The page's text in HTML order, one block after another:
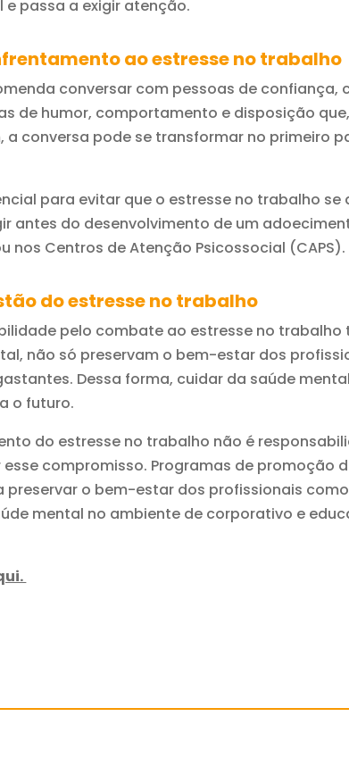
passa a exigir atenção.
ao estresse no trabalho
conversar com pessoas de confiança,
de humor, comportamento e disposição
a conversa pode se transformar no primeiro
para evitar que o estresse no trabalho
antes do desenvolvimento de um
nos Centros de Atenção Psicossocial (CAPS).
do estresse no trabalho
pelo combate ao estresse no
não só preservam o bem-estar dos
Dessa forma, cuidar da saúde
o futuro.
do estresse no trabalho não é
compromisso. Programas de promoção
o bem-estar dos profissionais
mental no ambiente de corporativo e